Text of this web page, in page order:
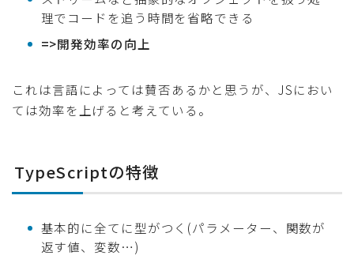
理でコードを追う時間を省略できる
=>開発効率の向上
これは言語によっては賛否あるかと思うが、JSにおい
ては効率を上げると考えている。
TypeScriptの特徴
基本的に全てに型がつく(パラメーター、関数が
返す値、変数…)